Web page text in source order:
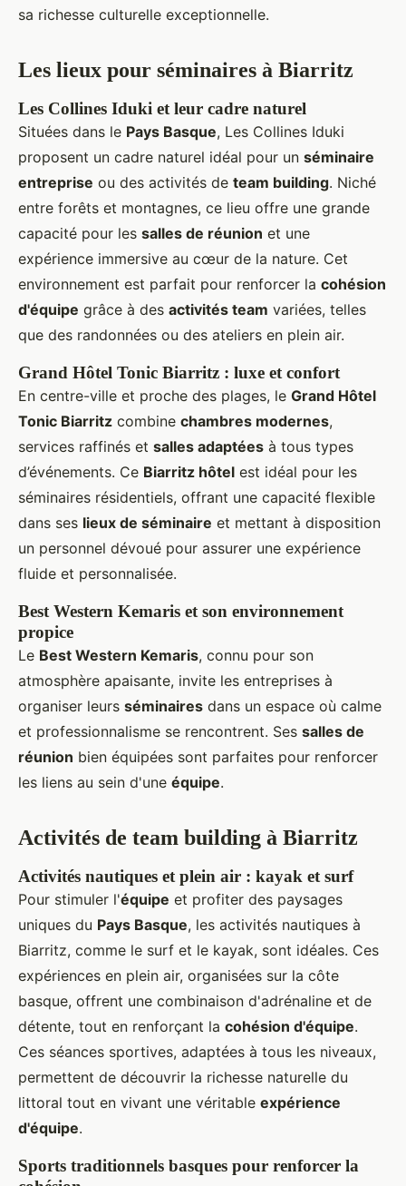
sa richesse culturelle exceptionnelle.
Les lieux pour séminaires à Biarritz
Les Collines Iduki et leur cadre naturel
Situées dans le Pays Basque, Les Collines Iduki
proposent un cadre naturel idéal pour un séminaire
entreprise ou des activités de team building. Niché
entre forêts et montagnes, ce lieu offre une grande
capacité pour les salles de réunion et une
expérience immersive au cœur de la nature. Cet
environnement est parfait pour renforcer la cohésion
d'équipe grâce à des activités team variées, telles
que des randonnées ou des ateliers en plein air.
Grand Hôtel Tonic Biarritz : luxe et confort
En centre-ville et proche des plages, le Grand Hôtel
Tonic Biarritz combine chambres modernes,
services raffinés et salles adaptées à tous types
d’événements. Ce Biarritz hôtel est idéal pour les
séminaires résidentiels, offrant une capacité flexible
dans ses lieux de séminaire et mettant à disposition
un personnel dévoué pour assurer une expérience
fluide et personnalisée.
Best Western Kemaris et son environnement
propice
Le Best Western Kemaris, connu pour son
atmosphère apaisante, invite les entreprises à
organiser leurs séminaires dans un espace où calme
et professionnalisme se rencontrent. Ses salles de
réunion bien équipées sont parfaites pour renforcer
les liens au sein d'une équipe.
Activités de team building à Biarritz
Activités nautiques et plein air : kayak et surf
Pour stimuler l'équipe et profiter des paysages
uniques du Pays Basque, les activités nautiques à
Biarritz, comme le surf et le kayak, sont idéales. Ces
expériences en plein air, organisées sur la côte
basque, offrent une combinaison d'adrénaline et de
détente, tout en renforçant la cohésion d'équipe.
Ces séances sportives, adaptées à tous les niveaux,
permettent de découvrir la richesse naturelle du
littoral tout en vivant une véritable expérience
d'équipe.
Sports traditionnels basques pour renforcer la